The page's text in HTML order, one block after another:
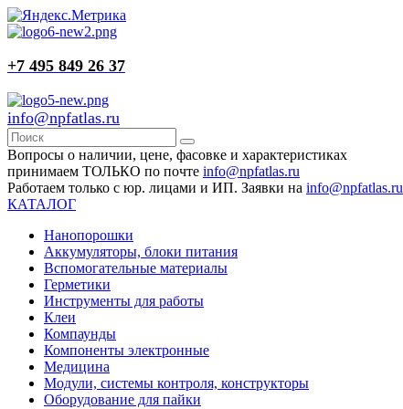
+7 495 849 26 37
info@npfatlas.ru
Вопросы о наличии, цене, фасовке и характеристиках
принимаем ТОЛЬКО по почте info@npfatlas.ru
Работаем только с юр. лицами и ИП. Заявки на info@npfatlas.ru
КАТАЛОГ
Нанопорошки
Аккумуляторы, блоки питания
Вспомогательные материалы
Герметики
Инструменты для работы
Клеи
Компаунды
Компоненты электронные
Медицина
Модули, системы контроля, конструкторы
Оборудование для пайки